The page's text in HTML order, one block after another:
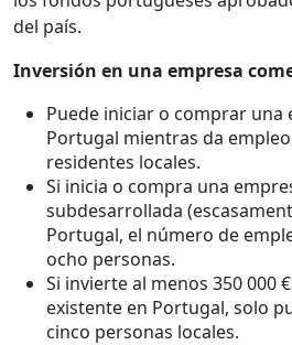
del país.
Inversión en una empresa
Puede iniciar o comprar una
Portugal mientras da
residentes locales.
Si inicia o compra una
subdesarrollada
Portugal, el número de
ocho personas.
Si invierte al menos 350 000
existente en Portugal, solo
cinco personas locales.